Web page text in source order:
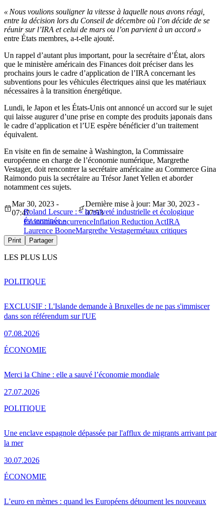
« Nous voulions souligner la vitesse à laquelle nous avons réagi,
entre la décision lors du Conseil de décembre où l’on décide de se
réunir sur l’IRA et celui de mars ou l’on parvient à un accord »
entre États membres, a-t-elle ajouté.
Un rappel d’autant plus important, pour la secrétaire d’État, alors
que le ministère américain des Finances doit préciser dans les
prochains jours le cadre d’application de l’IRA concernant les
subventions pour les véhicules électriques ainsi que les matériaux
nécessaires à la transition énergétique.
Lundi, le Japon et les États-Unis ont annoncé un accord sur le sujet
qui laisse augurer d’une prise en compte des produits japonais dans
le cadre d’application et l’UE espère bénéficier d’un traitement
équivalent.
En visite en fin de semaine à Washington, la Commissaire
européenne en charge de l’économie numérique, Margrethe
Vestager, doit rencontrer la secrétaire américaine au Commerce Gina
Raimondo puis la secrétaire au Trésor Janet Yellen et aborder
notamment ces sujets.
Roland Lescure : « la naïveté industrielle et écologique
est terminée »
Mar 30, 2023 -
07:47
Dernière mise à jour: Mar 30, 2023 -
07:53
ÉconomieconcurrenceInflation Reduction ActIRA
Laurence BooneMargrethe Vestagermétaux critiques
Print Partager
LES PLUS LUS
EXCLUSIF : L'Islande demande à Bruxelles de ne pas s'immiscer
dans son référendum sur l'UE
07.08.2026
POLITIQUE
Merci la Chine : elle a sauvé l’économie mondiale
27.07.2026
ÉCONOMIE
Une enclave espagnole dépassée par l'afflux de migrants arrivant par
la mer
30.07.2026
POLITIQUE
L’euro en mèmes : quand les Européens détournent les nouveaux
ÉCONOMIE